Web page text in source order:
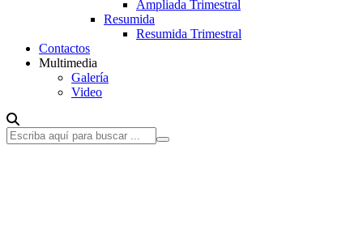
Ampliada Trimestral
Resumida
Resumida Trimestral
Contactos
Multimedia
Galería
Video